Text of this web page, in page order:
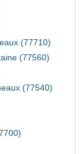
(77710)
(77560)
(77540)